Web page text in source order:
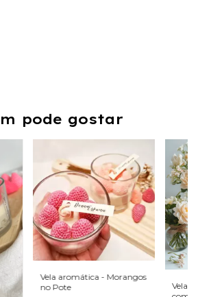
pode gostar
Vela aromática - Morangos
no Pote
Vela